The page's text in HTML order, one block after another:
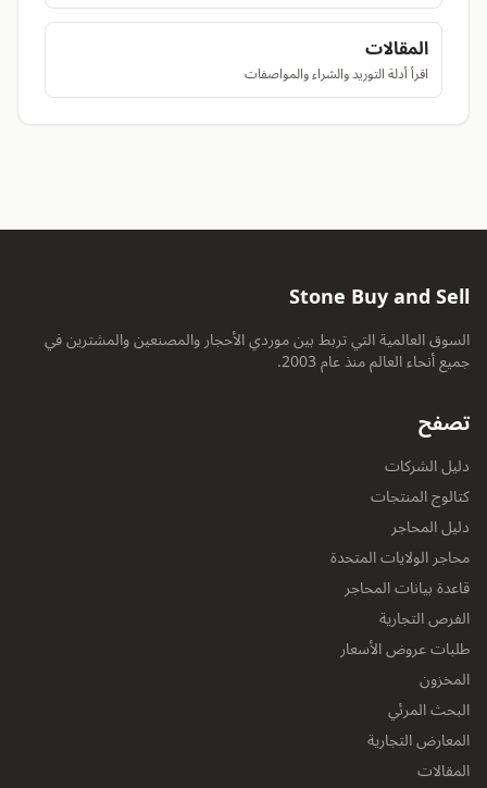
المقالات
اقرأ أدلة التوريد والشراء والمواصفات
Stone Buy and Sell
السوق العالمية التي تربط بين موردي الأحجار والمصنعين والمشترين في
جميع أنحاء العالم منذ عام 2003.
تصفح
دليل الشركات
كتالوج المنتجات
دليل المحاجر
محاجر الولايات المتحدة
قاعدة بيانات المحاجر
الفرص التجارية
طلبات عروض الأسعار
المخزون
البحث المرئي
المعارض التجارية
المقالات